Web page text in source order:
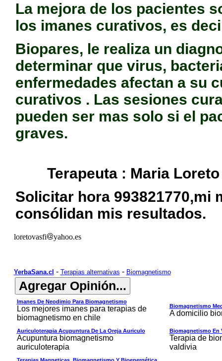
La mejora de los pacientes
los imanes curativos, es
Biopares, le realiza un
determinar que virus,
enfermedades afectan a su
curativos . Las sesiones
pueden ser mas solo si el
graves.
Terapeuta : Maria Loreto
Solicitar hora 993821770,mi
consólidan mis resultados.
loretovasfi yahoo.es
YerbaSana.cl - Terapias alternativas - Biomagnetismo
Imanes De Neodimio Para Biomagnetismo
Los mejores imanes para terapias de
biomagnetismo en chile
Biomagnetismo
A domicilio
Auriculoterapia Acupuntura De La Oreja Auriculo
Acupuntura biomagnetismo
auriculoterapia
Biomagnetismo En
Terapia de
valdivia